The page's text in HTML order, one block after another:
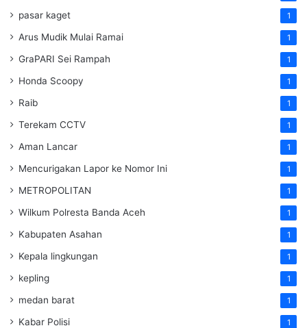
pasar kaget 1
Arus Mudik Mulai Ramai 1
GraPARI Sei Rampah 1
Honda Scoopy 1
Raib 1
Terekam CCTV 1
Aman Lancar 1
Mencurigakan Lapor ke Nomor Ini 1
METROPOLITAN 1
Wilkum Polresta Banda Aceh 1
Kabupaten Asahan 1
Kepala lingkungan 1
kepling 1
medan barat 1
Kabar Polisi 1